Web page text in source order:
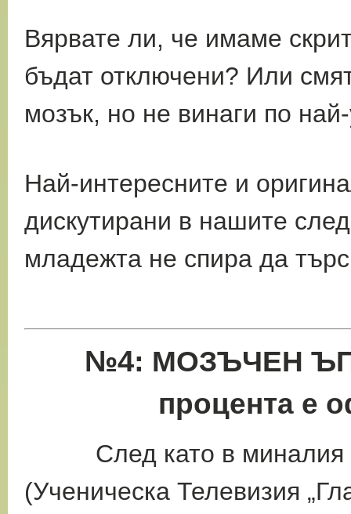
Вярвате ли, че имаме
бъдат отключени? Или
мозък, но не винаги по
Най-интересните и
дискутирани в нашите
младежта не спира да
№4: МОЗЪЧЕН
процента е
След като в
(Ученическа Телевизия